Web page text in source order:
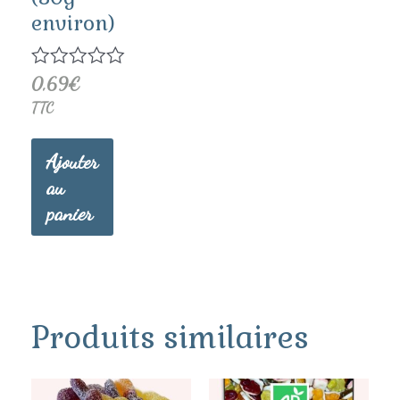
environ)
Note
0
sur
0,69€
TTC
Ajouter
au
panier
Produits similaires